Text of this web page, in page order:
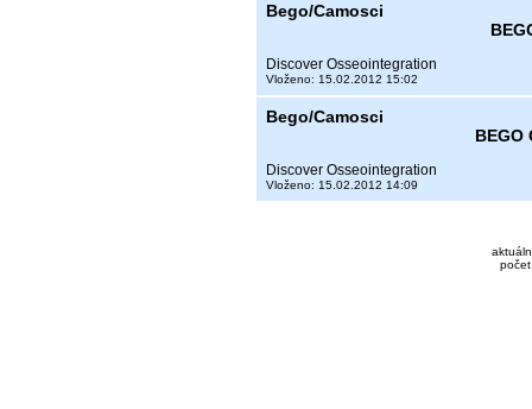
Bego/Camosci
Discover Osseointegration
Vloženo: 15.02.2012 15:02
Bego/Camosci
BEGO
Discover Osseointegration
Vloženo: 15.02.2012 14:09